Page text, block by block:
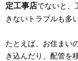
定工事店でないと、
きないトラブルも多
たとえば、お住まい
き込んだり、配管を